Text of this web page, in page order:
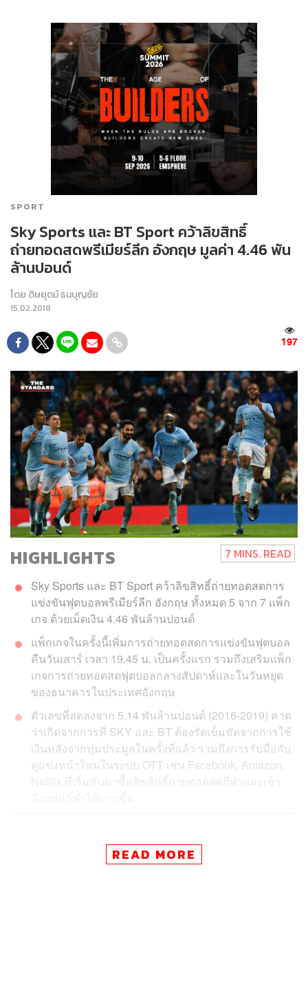
SPORT
Sky Sports และ BT Sport คว้าลิขสิทธิ์
ถ่ายทอดสดพรีเมียร์ลีก อังกฤษ​ มูลค่า 4.46 พัน
ล้านปอนด์
โดย ดิษยุตม์ ธนบุญชัย
15.02.2018
197
HIGHLIGHTS 7 MINS. READ
Sky Sports และ BT Sport คว้าลิขสิทธิ์ถ่ายทอดสดการ
แข่งขันฟุตบอลพรีเมียร์ลีก อังกฤษ ทั้งหมด 5 จาก 7 แพ็ก
เกจ ด้วยเม็ดเงิน 4.46 พันล้านปอนด์
แพ็กเกจในครั้งนี้เพิ่มการถ่ายทอดสดการแข่งขันฟุตบอล
คืนวันเสาร์ เวลา 19.45 น. เป็นครั้งแรก รวมถึงเสริมแพ็ก
เกจการถ่ายทอดสดฟุตบอลกลางสัปดาห์และในวันหยุด
ของธนาคารในประเทศอังกฤษ
ตัวเลขที่ลดลงจาก 5.14 พันล้านปอนด์ (2016-2019) คาด
ว่าเกิดจากการที่ SKY และ BT ต้องรัดเข็มขัดจากการใช้
เงินหลังจากทุ่มประมูลในครั้งที่แล้ว รวมถึงการรับมือกับ
คู่แข่งหน้าใหม่ในระบบ OTT เช่น Facebook, Amazon,
Netflix ที่เริ่มหันมาซื้อลิขสิทธิ์ถ่ายทอดสดกีฬาและเข้า
ฟุตบอลพรีเมียร์ลีก อังกฤษ ต่อไปถึงปี 2022 หลังปิดดีลคว้า
สิทธิ์ถ่ายทอดสดการแข่งขันทั้งหมด 5 จาก 7 แพ็กเกจ
READ MORE